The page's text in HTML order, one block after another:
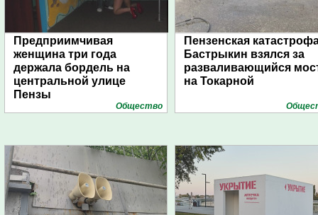
Предприимчивая
женщина три года
держала бордель на
центральной улице
Пензы
Общество
Пензенская
Бастрыкин взялся за
разваливающийся
на Токарной